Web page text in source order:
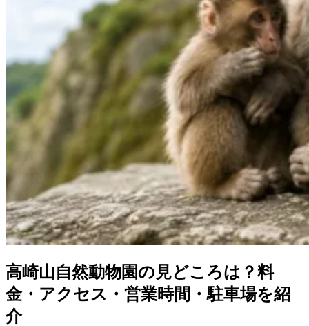
高崎山自然動物園の見どころは？料
金・アクセス・営業時間・駐車場を紹
介